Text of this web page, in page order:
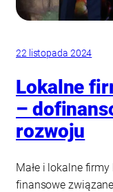
22 listopada 2024
Lokalne
–
rozwoju
Małe i lokalne
finansowe